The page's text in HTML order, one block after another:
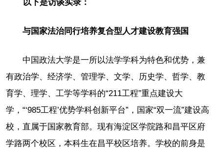
以下是访谈实录：
与国家法治同行培养复合型人才建设教育强国
中国政法大学是一所以法学学科为特色和优势，兼
有政治学、经济学、管理学、文学、历史学、哲学、教
育学、理学、工学等学科的“211工程”重点建设大
学，“‘985工程’优势学科创新平台”，国家“双一流”建设高
校，直属于国家教育部。现有海淀区学院路和昌平区府
学路两个校区，本科生在昌平校区培养。学校的前身是